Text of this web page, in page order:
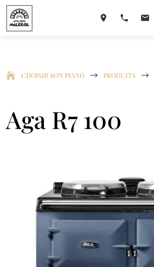
CHOISIR SON PIANO $ PRODUITS $
Aga R7 100